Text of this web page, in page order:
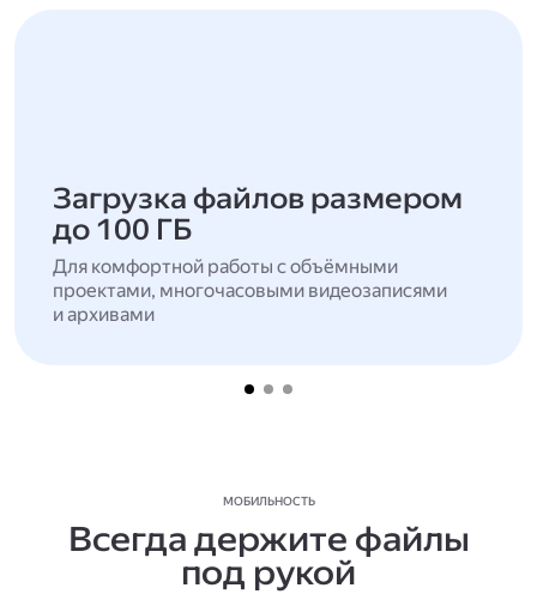
Загрузка файлов размером
до 100 ГБ
Для комфортной работы с объёмными
проектами, многочасовыми видеозаписями
и архивами
МОБИЛЬНОСТЬ
Всегда держите файлы
под рукой